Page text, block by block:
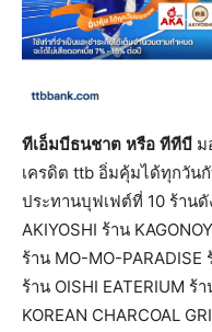
ทีเอ็มบีธนชาต หรือ ทีทีบี ม
เครดิต ttb อิ่มคุ้มได้ทุกวัน
ประทานบุฟเฟต์ที่ 10 ร้านดั
AKIYOSHI ร้าน
ร้าน MO-MO-PARADISE
ร้าน OISHI EATERIUM ร้
KOREAN CHARCOAL